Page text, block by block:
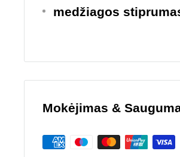
medžiagos
Mokėjimas &